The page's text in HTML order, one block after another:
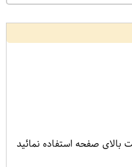
بالای صفحه استفاده نمائید